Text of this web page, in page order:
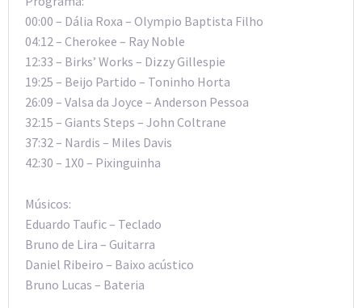
00:00 – Dália Roxa – Olympio Baptista Filho
04:12 – Cherokee – Ray Noble
12:33 – Birks’ Works – Dizzy Gillespie
19:25 – Beijo Partido – Toninho Horta
26:09 – Valsa da Joyce – Anderson Pessoa
32:15 – Giants Steps – John Coltrane
37:32 – Nardis – Miles Davis
42:30 – 1X0 – Pixinguinha
Músicos:
Eduardo Taufic – Teclado
Bruno de Lira – Guitarra
Daniel Ribeiro – Baixo acústico
Bruno Lucas – Bateria